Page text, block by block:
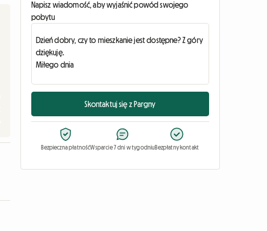
Napisz wiadomość, aby wyjaśnić powód swojego
pobytu
Skontaktuj się z Pargny
Bezpieczna płatnośćWsparcie 7 dni w tygodniuBezpłatny kontakt